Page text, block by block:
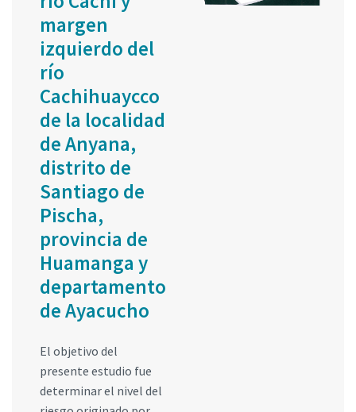
margen
izquierdo del
río
Cachihuaycco
de la localidad
de Anyana,
distrito de
Santiago de
Pischa,
provincia de
Huamanga y
departamento
de Ayacucho
El objetivo del
presente estudio fue
determinar el nivel del